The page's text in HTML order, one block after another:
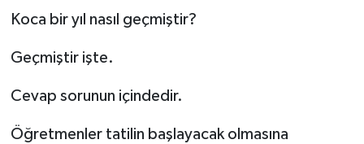
Koca bir yıl nasıl geçmiştir?
Geçmiştir işte.
Cevap sorunun içindedir.
Öğretmenler tatilin başlayacak olmasına
Sungurlu
Uğurludağ
Sağlık